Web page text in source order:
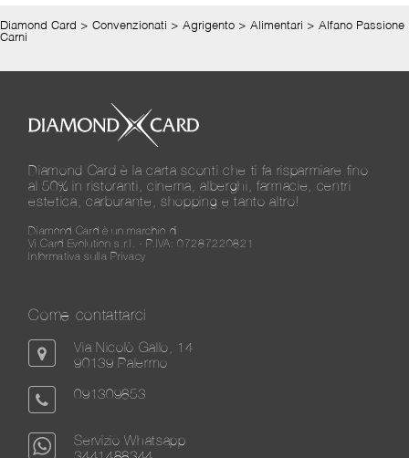
Diamond Card > Convenzionati > Agrigento > Alimentari > Alfano Passione
Carni
Diamond Card è la carta sconti che ti fa risparmiare fino
al 50% in ristoranti, cinema, alberghi, farmacie, centri
estetica, carburante, shopping e tanto altro!
Diamond Card è un marchio di
Vi.Card Evolution s.r.l. - P.IVA: 07287220821
Informativa sulla Privacy
Come contattarci
Via Nicolò Gallo, 14
90139 Palermo
091309853
Servizio Whatsapp